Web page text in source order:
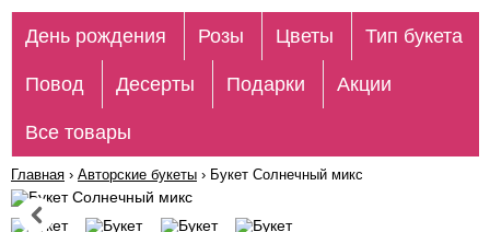
День рождения Розы Цветы Тип букета
Повод Десерты Подарки Акции
Все товары
Главная › Авторские букеты › Букет Солнечный микс